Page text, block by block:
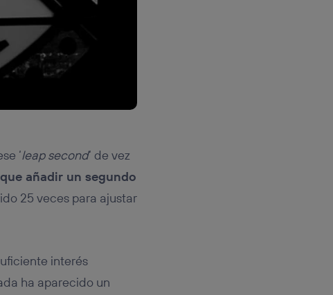
‘leap second‘ de vez
añadir un segundo
25 veces para ajustar
interés
ha aparecido un